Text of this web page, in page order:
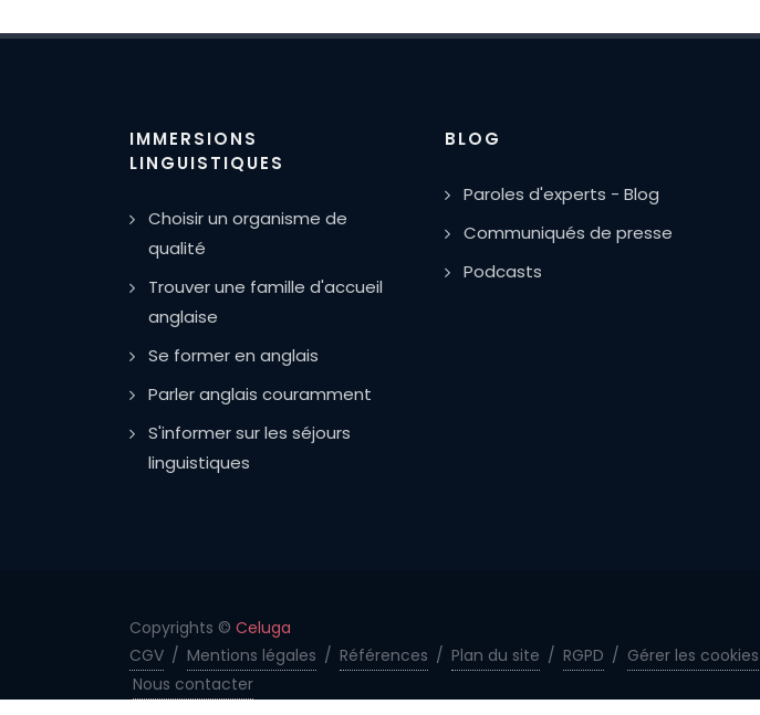
IMMERSIONS
LINGUISTIQUES
Choisir un organisme de
qualité
Trouver une famille d'accueil
anglaise
Se former en anglais
Parler anglais couramment
S'informer sur les séjours
linguistiques
BLOG
Paroles d'experts - Blog
Communiqués de presse
Podcasts
Copyrights © Celuga
CGV / Mentions légales / Références / Plan du site / RGPD / Gérer les cookies
Nous contacter